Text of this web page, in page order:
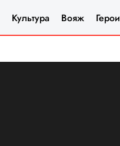
Культура Вояж Герои